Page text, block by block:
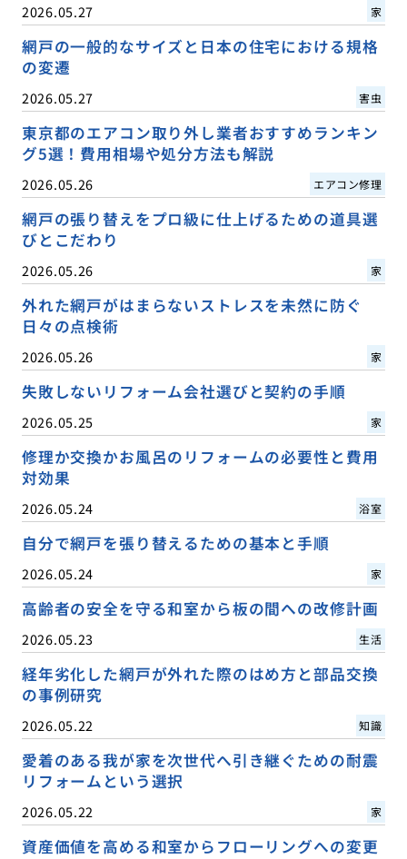
2026.05.27 家
網戸の一般的なサイズと日本の住宅における規格
の変遷
2026.05.27 害虫
東京都のエアコン取り外し業者おすすめランキン
グ5選！費用相場や処分方法も解説
2026.05.26 エアコン修理
網戸の張り替えをプロ級に仕上げるための道具選
びとこだわり
2026.05.26 家
外れた網戸がはまらないストレスを未然に防ぐ
日々の点検術
2026.05.26 家
失敗しないリフォーム会社選びと契約の手順
2026.05.25 家
修理か交換かお風呂のリフォームの必要性と費用
対効果
2026.05.24 浴室
自分で網戸を張り替えるための基本と手順
2026.05.24 家
高齢者の安全を守る和室から板の間への改修計画
2026.05.23 生活
経年劣化した網戸が外れた際のはめ方と部品交換
の事例研究
2026.05.22 知識
愛着のある我が家を次世代へ引き継ぐための耐震
リフォームという選択
2026.05.22 家
資産価値を高める和室からフローリングへの変更